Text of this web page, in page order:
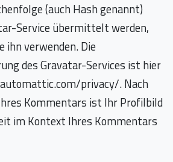
(auch Hash genannt)
Service übermittelt werden,
ihn verwenden. Die
des Gravatar-Services ist hier
privacy/. Nach
Kommentars ist Ihr Profilbild
im Kontext Ihres Kommentars